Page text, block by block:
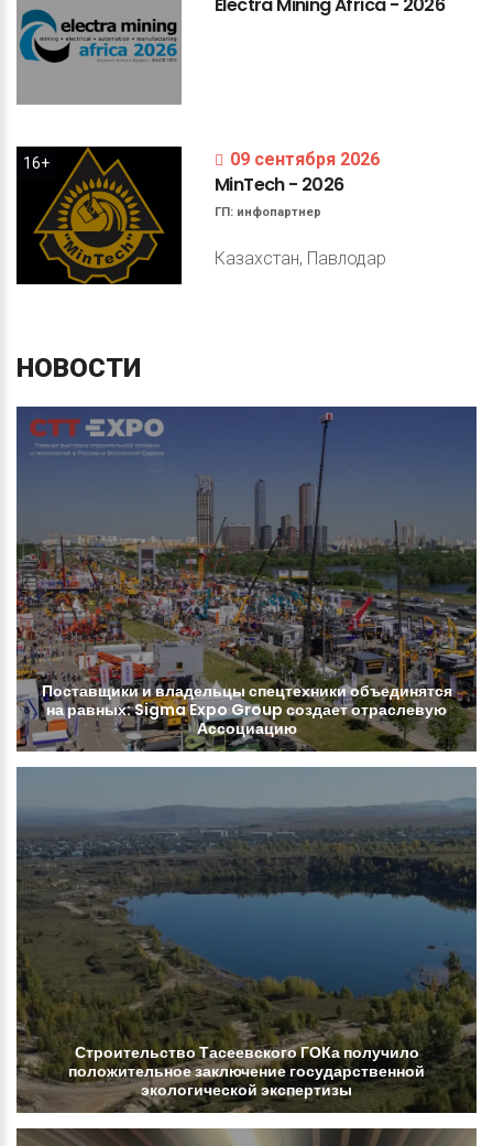
16+ 09 сентября 2026
MinTech- 2026
ГП: инфопартнер
Казахстан, Павлодар
НОВОСТИ
Поставщикиивладельцыспецтехникиобъединятся
наравных:SigmaExpoGroup создаетотраслевую
Ассоциацию
СтроительствоТасеевскогоГОКаполучило
положительноезаключениегосударственной
экологической экспертизы